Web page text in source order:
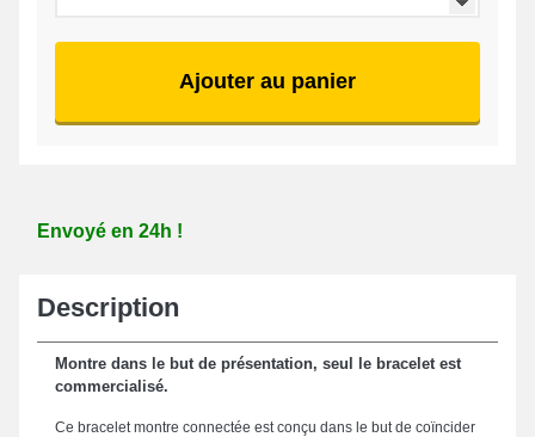
Ajouter au panier
Envoyé en 24h !
Description
Montre dans le but de présentation, seul le bracelet est
commercialisé.
Ce bracelet montre connectée est conçu dans le but de coïncider